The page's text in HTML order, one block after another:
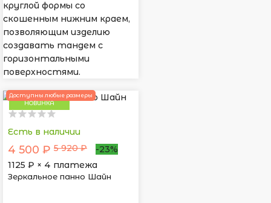
круглой формы со
скошенным нижним краем,
позволяющим изделию
создавать тандем с
горизонтальными
поверхностями.
НОВИНКА
Доступны любые размеры
Есть в наличии
4 500 ₽ 5 920 ₽
-23%
1125 ₽ × 4 платежа
Зеркальное панно Шайн